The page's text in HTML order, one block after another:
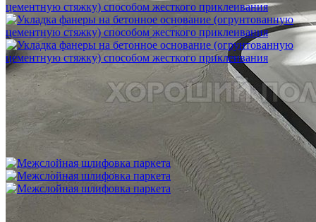
Укладка фанеры на бетонное основание (огрунтованную
цементную стяжку) способом жесткого приклеивания